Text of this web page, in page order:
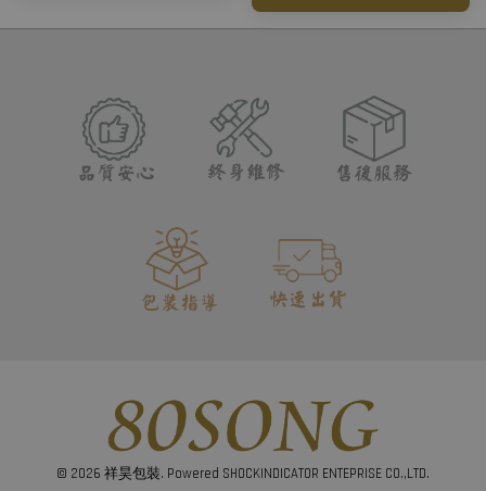
© 2026 祥昊包裝. Powered SHOCKINDICATOR ENTEPRISE CO.,LTD.